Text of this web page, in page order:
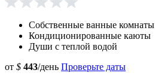
Собственные ванные комнаты
Кондиционированные каюты
Души с теплой водой
от $ 443/день Проверьте даты